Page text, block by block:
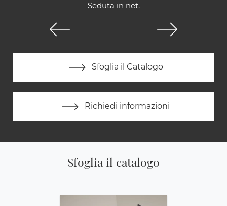
Seduta in net.
Sfoglia il Catalogo
Richiedi informazioni
Sfoglia il catalogo